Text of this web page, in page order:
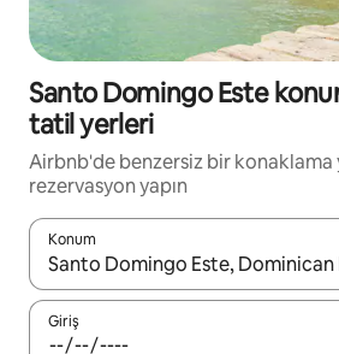
Santo Domingo Este
tatil yerleri
Airbnb'de benzersiz bir konaklama
rezervasyon yapın
Konum
Sonuçlar kullanılabilir olduğunda
Giriş